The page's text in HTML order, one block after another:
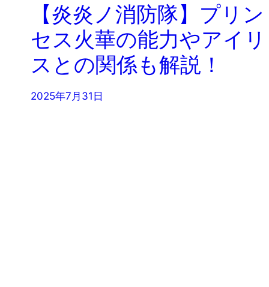
【炎炎ノ消防隊】プリン
セス火華の能力やアイリ
スとの関係も解説！
2025年7月31日